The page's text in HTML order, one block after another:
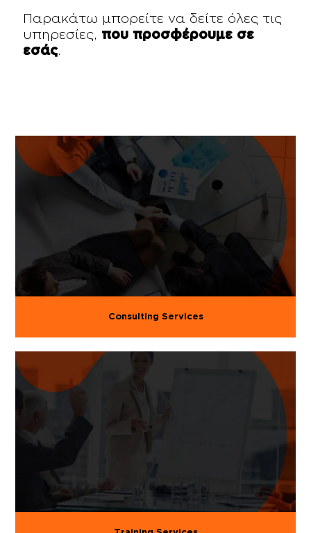
Παρακάτω μπορείτε να δείτε όλες τις
υπηρεσίες, που προσφέρουμε σε
εσάς.
Consulting Services